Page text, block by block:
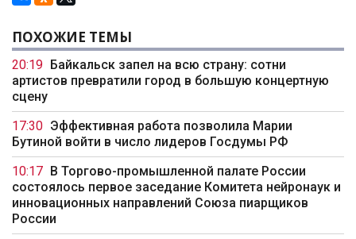
ПОХОЖИЕ ТЕМЫ
20:19 Байкальск запел на всю страну: сотни
артистов превратили город в большую концертную
сцену
17:30 Эффективная работа позволила Марии
Бутиной войти в число лидеров Госдумы РФ
10:17 В Торгово-промышленной палате России
состоялось первое заседание Комитета нейронаук и
инновационных направлений Союза пиарщиков
России